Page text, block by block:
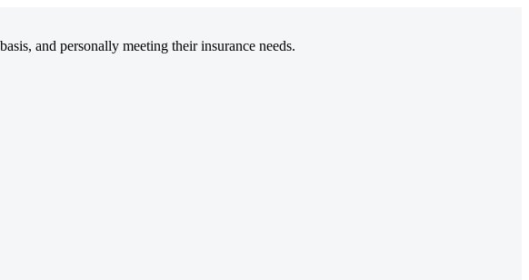
and personally meeting their insurance needs.